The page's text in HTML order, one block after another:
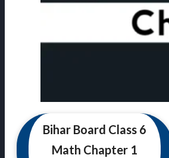
Bihar Board Class 6
Math Chapter 1